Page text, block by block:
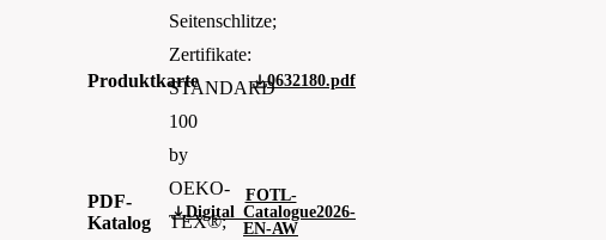
Seitenschlitze;
Zertifikate:
STANDARD
100
by
OEKO-
TEX®;
Produktkarte 0632180.pdf
PDF-
Katalog
FOTL-
Digital_Catalogue2026-
EN-AW